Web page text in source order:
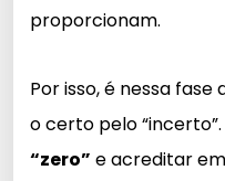
proporcionam.
Por isso, é nessa
o certo pelo
“zero” e acreditar